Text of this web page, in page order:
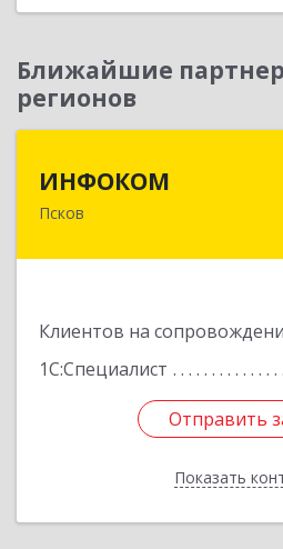
Ближайшие
регионов
ИНФОКОМ
Псков
Клиентов на
1С:Специалист
Отправить
Показать
180000, Псковская обл,
Отправить
Назад